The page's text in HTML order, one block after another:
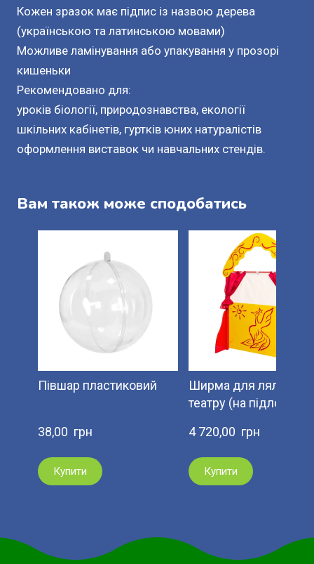
Кожен зразок має підпис із назвою дерева
(українською та латинською мовами)
Можливе ламінування або упакування у прозорі
кишеньки
Рекомендовано для:
уроків біології, природознавства, екології
шкільних кабінетів, гуртків юних натуралістів
оформлення виставок чи навчальних стендів.
Вам також може сподобатись
Півшар пластиковий
38,00  грн
Купити
Ширма для
театру (на підлогу).
4 720,00  грн
Купити